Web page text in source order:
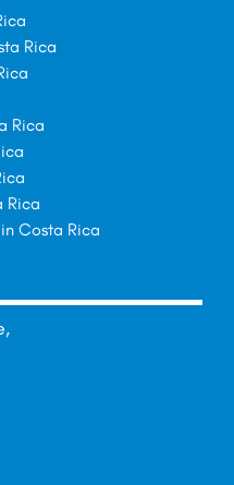
Rica
Rica
Rica
Costa Rica